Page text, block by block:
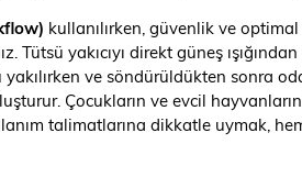
kullanılırken, güvenlik ve
Tütsü yakıcıyı direkt güneş
yakılırken ve söndürüldükten sonra
Çocukların ve evcil
talimatlarına dikkatle uymak,